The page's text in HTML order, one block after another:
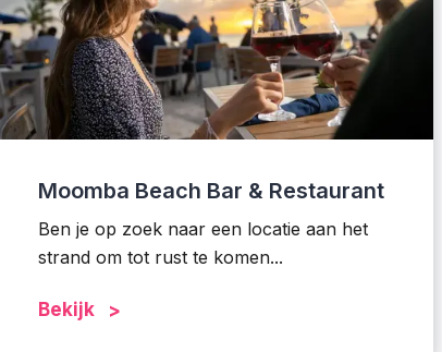
Moomba Beach Bar & Restaurant
Ben je op zoek naar een locatie aan het
strand om tot rust te komen...
Bekijk